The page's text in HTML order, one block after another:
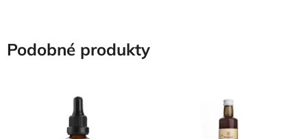
Podobné produkty